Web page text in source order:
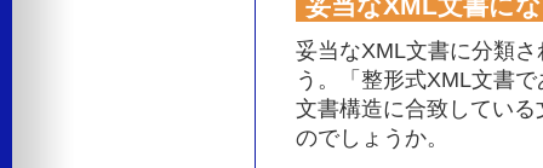
妥当なXML文書に分類
う。「整形式XML文書
文書構造に合致してい
のでしょうか。